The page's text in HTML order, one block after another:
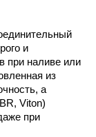
и
при наливе или
из
а
Viton)
при